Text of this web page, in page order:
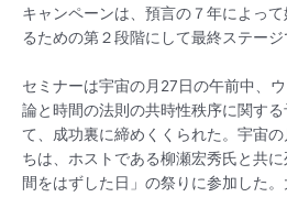
キャンペーンは、預言の７年によっ
るための第２段階にして最終ステージ
セミナーは宇宙の月27日の午前中、
論と時間の法則の共時性秩序に関す
て、成功裏に締めくくられた。宇宙
ちは、ホストである柳瀬宏秀氏と共
間をはずした日」の祭りに参加した